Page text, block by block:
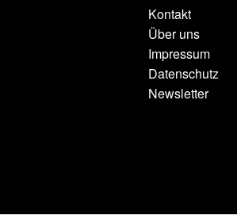
Kontakt
Über uns
Impressum
Datenschutz
Newsletter